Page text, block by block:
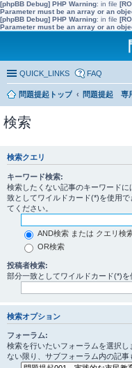
[phpBB Debug] PHP Warning: in file
Parameter must be an array or an
[phpBB Debug] PHP Warning: in file
Parameter must be an array or an
QUICK_LINKS FAQ
問題提起トップ 問題提起 専
検索
検索クエリ
キーワード検索:
検索したくない記事のキーワードに
致としてワイルドカード(*)を使用
てください。
AND検索 または クエリ検
OR検索
投稿者検索:
部分一致としてワイルドカード(*)を
検索オプション
フォーラム:
検索を行いたいフォーラムを選択し
ない限り、サブフォーラム内の記事